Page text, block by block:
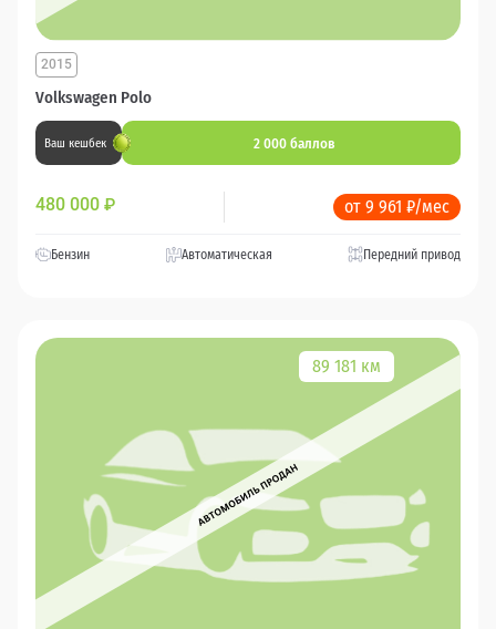
Volkswagen Polo
2015
Ваш кешбек 2 000 баллов
480 000 ₽ от 9 961 ₽/мес
Бензин Автоматическая Передний привод
89 181 км